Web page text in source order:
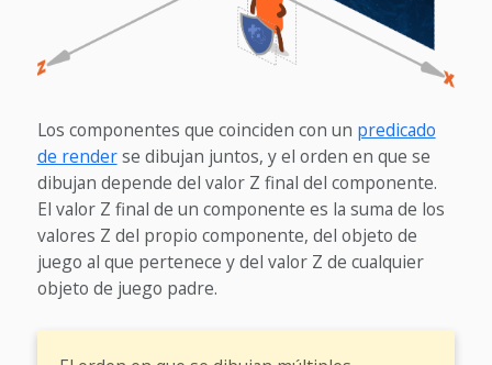
Los componentes que coinciden con un predicado
de renderse dibujan juntos, y el orden en que se
dibujan depende del valor Z final del componente.
El valor Z final de un componente es la suma de los
valores Z del propio componente, del objeto de
juego al que pertenece y del valor Z de cualquier
objeto de juego padre.